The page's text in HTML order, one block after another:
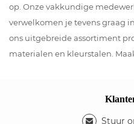
op. Onze vakkundige
verwelkomen je tevens graag
ons uitgebreide assortiment
materialen en kleurstalen.
Stuur